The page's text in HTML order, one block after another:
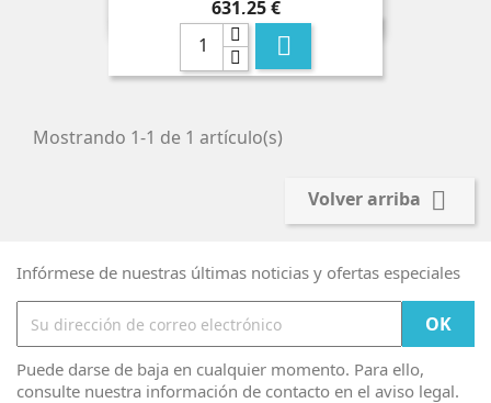
Precio
631,25 €

Mostrando 1-1 de 1 artículo(s)
Volver arriba 
Infórmese de nuestras últimas noticias y ofertas especiales
Puede darse de baja en cualquier momento. Para ello,
consulte nuestra información de contacto en el aviso legal.